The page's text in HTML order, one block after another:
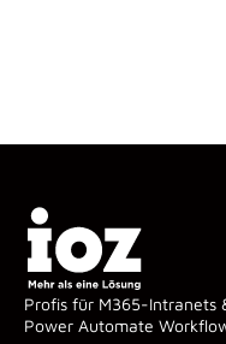
Profis für M365-Intranets
Power Automate